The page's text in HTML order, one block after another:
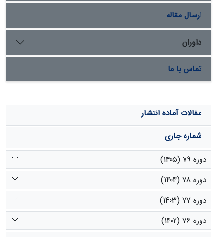
مصنوعی آب زیرزمینی پیشنهاد می­گردد.
ارسال مقاله
داوران
تماس با ما
مقالات آماده انتشار
شماره جاری
دوره 79 (1405)
دوره 78 (1404)
دوره 77 (1403)
دوره 76 (1402)